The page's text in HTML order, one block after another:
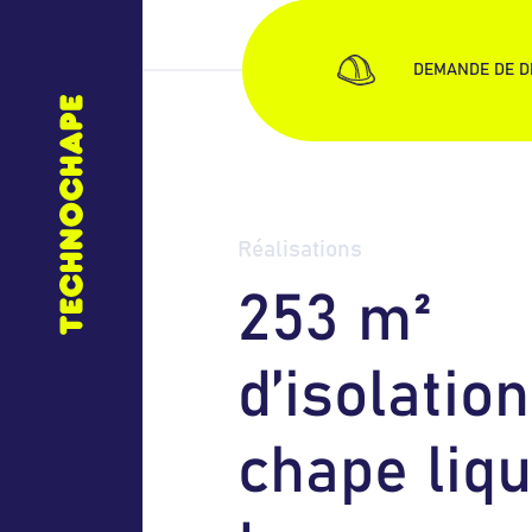
DEMANDE DE
Réalisations
253 m²
d ’isolation
c hape liqu